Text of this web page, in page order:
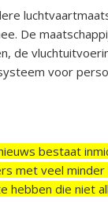
De
de
voor
bestaat
met veel
hebben die niet